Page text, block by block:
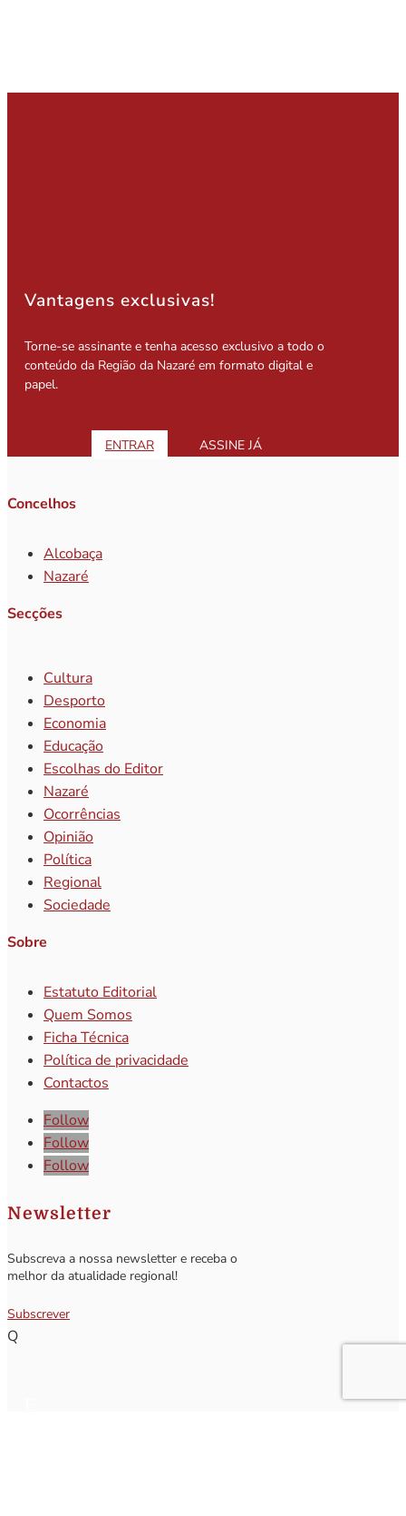
Vantagens exclusivas!
Torne-se assinante e tenha acesso exclusivo a todo o
conteúdo da Região da Nazaré em formato digital e
papel.
ENTRAR ASSINE JÁ
Concelhos
Alcobaça
Nazaré
Secções
Cultura
Desporto
Economia
Educação
Escolhas do Editor
Nazaré
Ocorrências
Opinião
Política
Regional
Sociedade
Sobre
Estatuto Editorial
Quem Somos
Ficha Técnica
Política de privacidade
Contactos
Follow
Follow
Follow
Newsletter
Subscreva a nossa newsletter e receba o
melhor da atualidade regional!
Subscrever
Q